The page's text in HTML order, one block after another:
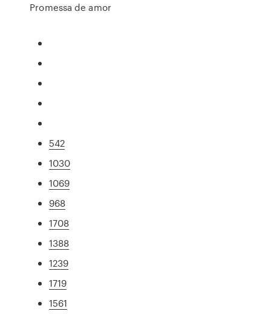
Promessa de amor
542
1030
1069
968
1708
1388
1239
1719
1561